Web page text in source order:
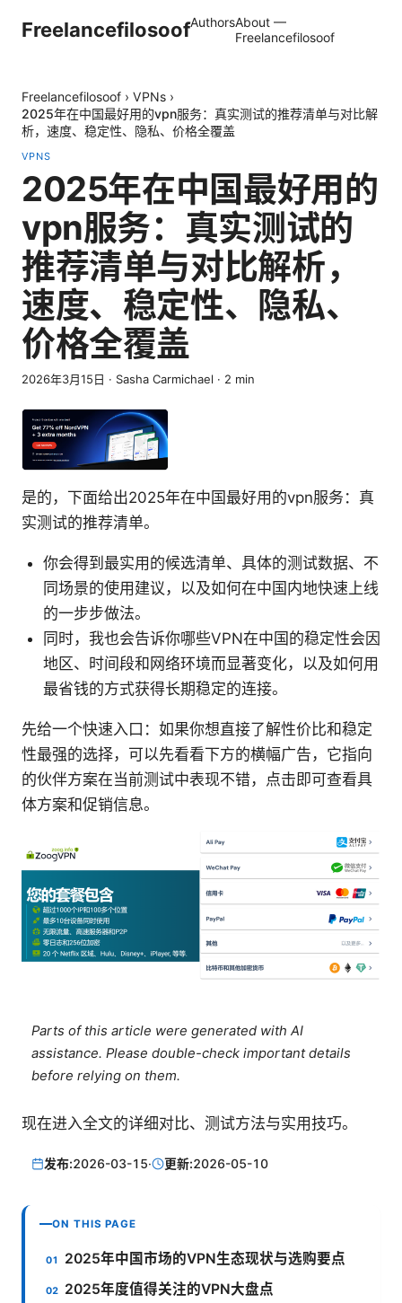
FreelancefilosoofAuthorsAbout —
Freelancefilosoof
Freelancefilosoof › VPNs ›
2025年在中国最好用的vpn服务：真实测试的推荐清单与对比解
析，速度、稳定性、隐私、价格全覆盖
VPNS
2025年在中国最好用的
vpn服务：真实测试的
推荐清单与对比解析，
速度、稳定性、隐私、
价格全覆盖
2026年3月15日 · Sasha Carmichael · 2 min
是的，下面给出2025年在中国最好用的vpn服务：真
实测试的推荐清单。
你会得到最实用的候选清单、具体的测试数据、不
同场景的使用建议，以及如何在中国内地快速上线
的一步步做法。
同时，我也会告诉你哪些VPN在中国的稳定性会因
地区、时间段和网络环境而显著变化，以及如何用
最省钱的方式获得长期稳定的连接。
先给一个快速入口：如果你想直接了解性价比和稳定
性最强的选择，可以先看看下方的横幅广告，它指向
的伙伴方案在当前测试中表现不错，点击即可查看具
体方案和促销信息。
Parts of this article were generated with AI
assistance. Please double-check important details
before relying on them.
现在进入全文的详细对比、测试方法与实用技巧。
发布:2026-03-15· 更新:2026-05-10
ON THIS PAGE
2025年中国市场的VPN生态现状与选购要点
2025年度值得关注的VPN大盘点